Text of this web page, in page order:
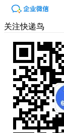
关注快递鸟